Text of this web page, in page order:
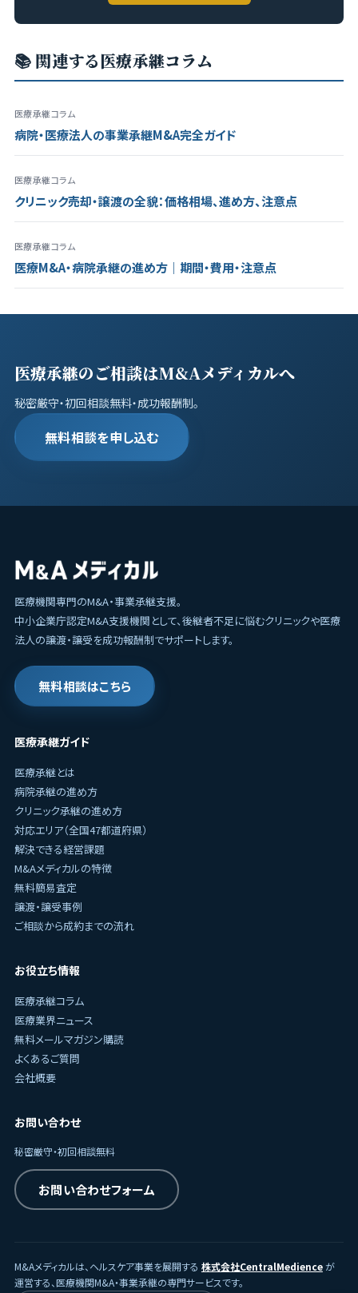
📚 関連する医療承継コラム
医療承継コラム
病院・医療法人の事業承継M&A完全ガイド
医療承継コラム
クリニック売却・譲渡の全貌：価格相場、進め方、注意点
医療承継コラム
医療M&A・病院承継の進め方｜期間・費用・注意点
医療承継のご相談はM&Aメディカルへ
秘密厳守・初回相談無料・成功報酬制。
無料相談を申し込む
医療機関専門のM&A・事業承継支援。
中小企業庁認定M&A支援機関として、後継者不足に悩むクリニックや医療
法人の譲渡・譲受を成功報酬制でサポートします。
無料相談はこちら
医療承継ガイド
医療承継とは
病院承継の進め方
クリニック承継の進め方
対応エリア（全国47都道府県）
解決できる経営課題
M&Aメディカルの特徴
無料簡易査定
譲渡・譲受事例
ご相談から成約までの流れ
お役立ち情報
医療承継コラム
医療業界ニュース
無料メールマガジン購読
よくあるご質問
会社概要
お問い合わせ
秘密厳守・初回相談無料
お問い合わせフォーム
M&Aメディカルは、ヘルスケア事業を展開する 株式会社CentralMedienceが
運営する、医療機関M&A・事業承継の専門サービスです。